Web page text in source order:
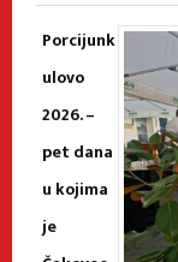
Porcijunk
ulovo
2026. –
pet dana
u kojima
je